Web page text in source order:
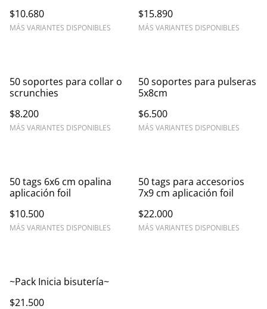
$10.680
MÁS VARIANTES DISPONIBLES
$15.890
MÁS VARIANTES DISPONIBLES
50 soportes para collar o
scrunchies
$8.200
MÁS VARIANTES DISPONIBLES
50 soportes para pulseras
5x8cm
$6.500
MÁS VARIANTES DISPONIBLES
50 tags 6x6 cm opalina
aplicación foil
$10.500
MÁS VARIANTES DISPONIBLES
50 tags para accesorios
7x9 cm aplicación foil
$22.000
MÁS VARIANTES DISPONIBLES
~Pack Inicia bisutería~
$21.500